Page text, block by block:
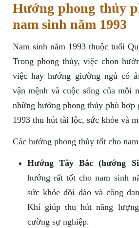
Hướng phong thủy
nam sinh năm 1993
Nam sinh năm 1993 thuộc tuổi
Trong phong thủy, việc chọn
việc hay hướng giường ngủ có
vận mệnh và cuộc sống của mỗi
những hướng phong thủy phù hợp
1993 thu hút tài lộc, sức khỏe và
Các hướng phong thủy tốt cho
Hướng Tây Bắc (hướng
hướng rất tốt cho nam sinh
sức khỏe dồi dào và công
Khí giúp thu hút năng
cường sự nghiệp.